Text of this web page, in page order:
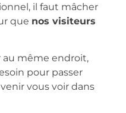
il faut mâcher
que nos visiteurs
même endroit,
pour passer
vous voir dans